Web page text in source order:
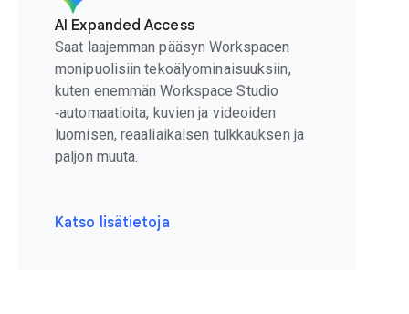
AI Expanded Access
Saat laajemman pääsyn Workspacen
monipuolisiin tekoälyominaisuuksiin,
kuten enemmän Workspace Studio
‑automaatioita, kuvien ja videoiden
luomisen, reaaliaikaisen tulkkauksen ja
paljon muuta.
Katso lisätietoja